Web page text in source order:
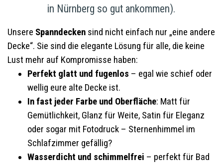
in Nürnberg so gut ankommen).
Unsere Spanndecken sind nicht einfach nur „eine andere
Decke“. Sie sind die elegante Lösung für alle, die keine
Lust mehr auf Kompromisse haben:
Perfekt glatt und fugenlos – egal wie schief oder
wellig eure alte Decke ist.
In fast jeder Farbe und Oberfläche: Matt für
Gemütlichkeit, Glanz für Weite, Satin für Eleganz
oder sogar mit Fotodruck – Sternenhimmel im
Schlafzimmer gefällig?
Wasserdicht und schimmelfrei – perfekt für Bad